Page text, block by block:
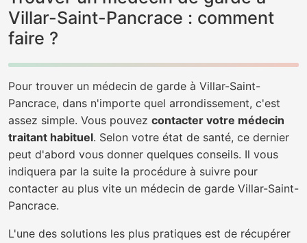
Villar-Saint-Pancrace : comment
faire ?
Pour trouver un médecin de garde à Villar-Saint-
Pancrace, dans n'importe quel arrondissement, c'est
assez simple. Vous pouvez contacter votre médecin
traitant habituel. Selon votre état de santé, ce dernier
peut d'abord vous donner quelques conseils. Il vous
indiquera par la suite la procédure à suivre pour
contacter au plus vite un médecin de garde Villar-Saint-
Pancrace.
L'une des solutions les plus pratiques est de récupérer